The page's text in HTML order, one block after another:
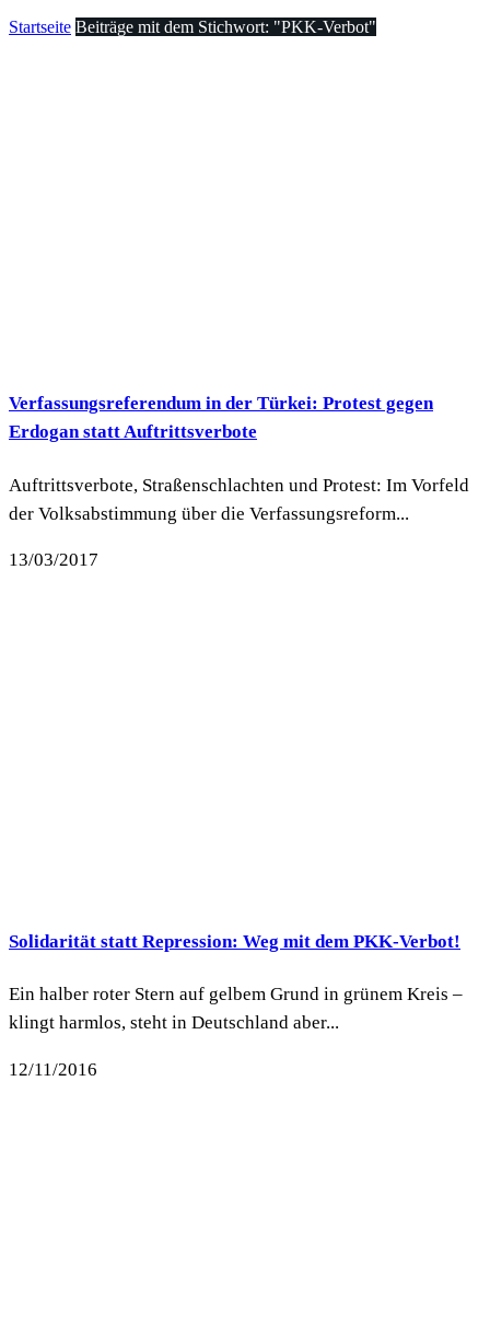
Startseite Beiträge mit dem Stichwort: "PKK-Verbot"
Verfassungsreferendum in der Türkei: Protest gegen
Erdogan statt Auftrittsverbote
Auftrittsverbote, Straßenschlachten und Protest: Im Vorfeld
der Volksabstimmung über die Verfassungsreform...
13/03/2017
Solidarität statt Repression: Weg mit dem PKK-Verbot!
Ein halber roter Stern auf gelbem Grund in grünem Kreis –
klingt harmlos, steht in Deutschland aber...
12/11/2016